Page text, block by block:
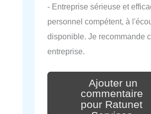
- Entreprise sérieuse et
personnel compétent, à
disponible. Je recommande
entreprise.
Ajouter un
commentaire
pour Ratunet